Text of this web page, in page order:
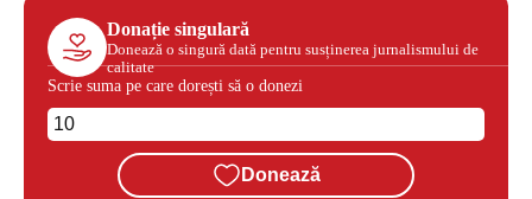
Donație singulară
Donează o singură dată pentru susținerea jurnalismului de
calitate
Scrie suma pe care dorești să o donezi
Donează